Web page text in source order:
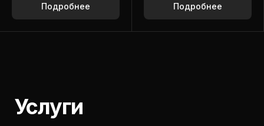
Подробнее Подробнее
Услуги